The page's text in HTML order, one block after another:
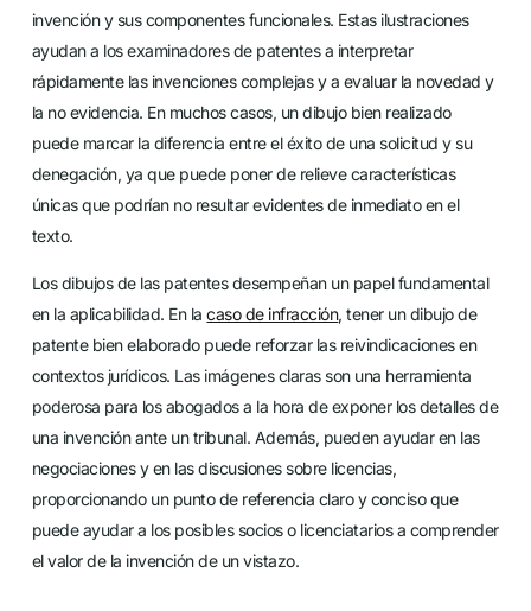
invención y sus componentes funcionales. Estas ilustraciones
ayudan a los examinadores de patentes a interpretar
rápidamente las invenciones complejas y a evaluar la novedad y
la no evidencia. En muchos casos, un dibujo bien realizado
puede marcar la diferencia entre el éxito de una solicitud y su
denegación, ya que puede poner de relieve características
únicas que podrían no resultar evidentes de inmediato en el
texto.
Los dibujos de las patentes desempeñan un papel fundamental
en la aplicabilidad. En lacaso de infracción, tener un dibujo de
patente bien elaborado puede reforzar las reivindicaciones en
contextos jurídicos. Las imágenes claras son una herramienta
poderosa para los abogados a la hora de exponer los detalles de
una invención ante un tribunal. Además, pueden ayudar en las
negociaciones y en las discusiones sobre licencias,
proporcionando un punto de referencia claro y conciso que
puede ayudar a los posibles socios o licenciatarios a comprender
el valor de la invención de un vistazo.